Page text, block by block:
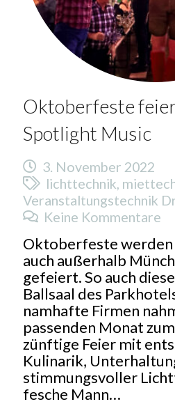
Oktoberfeste
Spotlight Music
3. November 2022
lichttechnik
Veranstaltungstechnik
Keine Kommentare
Oktoberfeste
auch außerhalb
gefeiert. So auch
Ballsaal des
namhafte Firmen
passenden Monat
zünftige Feier mit
Kulinarik,
stimmungsvoller
fesche Mann…